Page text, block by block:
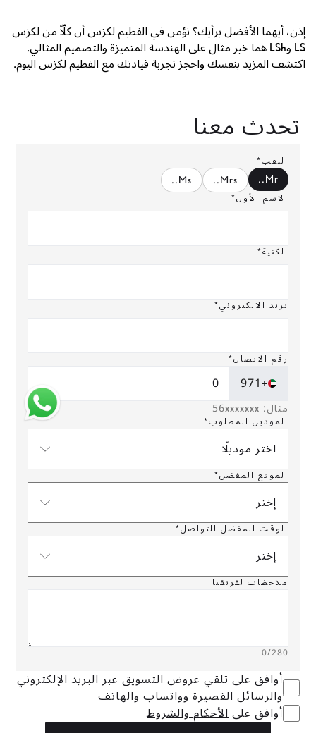
إذن، أيهما الأفضل برأيك؟ نؤمن في الفطيم لكزس أن كلّاً من لكزس
LSوLShهما خير مثال على الهندسة المتميزة والتصميم المثالي.
اكتشف المزيد بنفسك واحجز تجربة قيادتك مع الفطيم لكزس اليوم.
تحدث معنا
اللقب*
Mr.
.
Mrs.
.
Ms.
.
الاسم الأول*
الكنية*
بريد الالكتروني*
رقم الاتصال*
+971
مثال: 56xxxxxxx
الموديل المطلوب*
اختر موديلًا
الموقع المفضل*
إختر
الوقت المفضل للتواصل*
إختر
ملاحظات لفريقنا
0/280
أوافق على تلقيعروض التسويق عبر البريد الإلكتروني
والرسائل القصيرة وواتساب والهاتف
أوافق علىالأحكام والشروط